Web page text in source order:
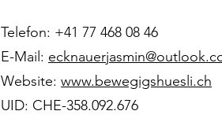
Telefon: +41 77 468 08 46
E-Mail:
Website: www.bewegigshuesli.ch
UID: CHE-358.092.676